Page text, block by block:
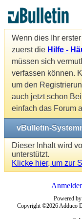
Wenn dies Ihr
zuerst die Hilfe -
müssen sich
verfassen können.
um den
auch jetzt schon
einfach das Forum
vBulletin-
Dieser Inhalt wird
unterstützt.
Klicke hier, um zur
Powered by
Copyright ©2026 Adduco